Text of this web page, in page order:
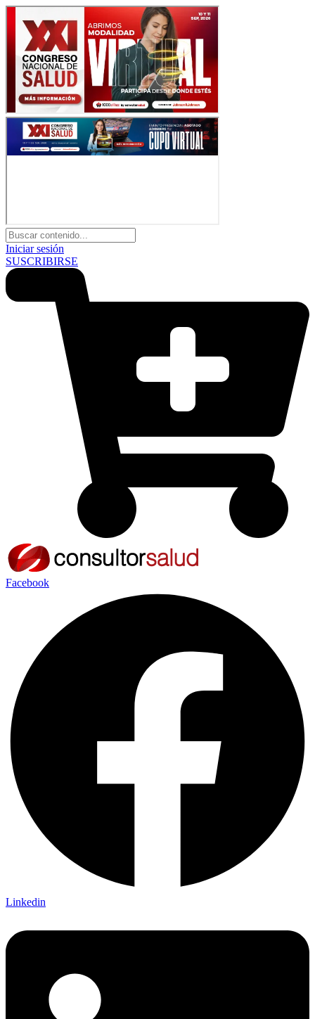
Iniciar sesión
SUSCRIBIRSE
Facebook
Linkedin